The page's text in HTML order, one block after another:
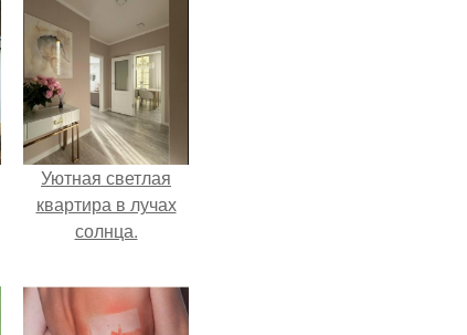
Уютная светлая
квартира в лучах
солнца.